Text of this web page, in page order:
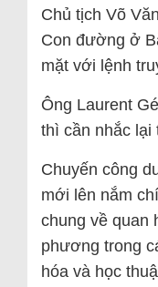
Chủ tịch Võ
Con đường ở
mặt với lệnh
Ông Laurent
thì cần nhắc lại
Chuyến công
mới lên nắm
chung về quan
phương trong
hóa và học